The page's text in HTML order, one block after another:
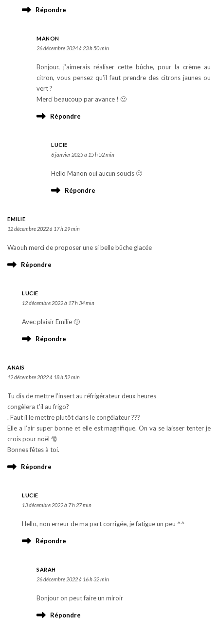
Répondre
MANON
26 décembre 2024 à 23 h 50 min
Bonjour, j’aimerais réaliser cette bûche, pour la crème au
citron, vous pensez qu’il faut prendre des citrons jaunes ou
vert ?
Merci beaucoup par avance ! 🙂
Répondre
LUCIE
6 janvier 2025 à 15 h 52 min
Hello Manon oui aucun soucis 🙂
Répondre
EMILIE
12 décembre 2022 à 17 h 29 min
Waouh merci de proposer une si belle bûche glacée
Répondre
LUCIE
12 décembre 2022 à 17 h 34 min
Avec plaisir Emilie 🙂
Répondre
ANAIS
12 décembre 2022 à 18 h 52 min
Tu dis de mettre l’insert au réfrigérateur deux heures
congèlera t’il au frigo?
. Faut il le mettre plutôt dans le congélateur ???
Elle a l’air super bonne et elle est magnifique. On va se laisser tenter je
crois pour noël 🎅
Bonnes fêtes à toi.
Répondre
LUCIE
13 décembre 2022 à 7 h 27 min
Hello, non erreur de ma part corrigée, je fatigue un peu ^^
Répondre
SARAH
26 décembre 2022 à 16 h 32 min
Bonjour on peut faire un miroir
Répondre